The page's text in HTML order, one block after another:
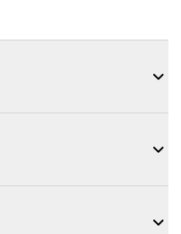


